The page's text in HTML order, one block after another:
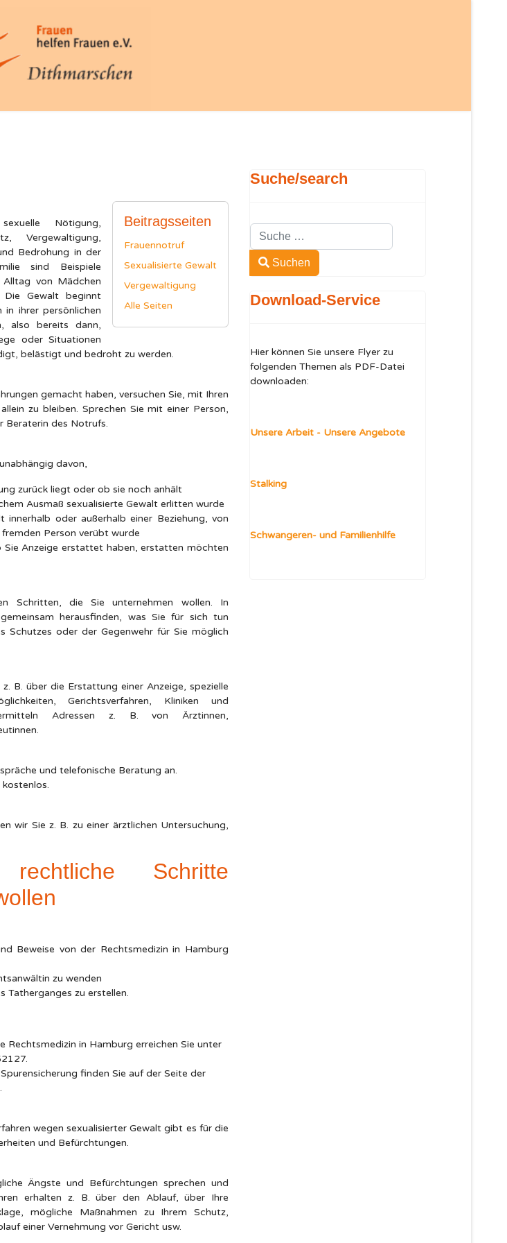
Beitragsseiten
Frauennotruf
Sexualisierte Gewalt
Vergewaltigung
Alle Seiten
Nötigung,
Vergewaltigung,
Bedrohung in der
sind Beispiele
von Mädchen
Die Gewalt beginnt
ihrer persönlichen
also bereits dann,
oder Situationen
belästigt und bedroht zu werden.
gemacht haben, versuchen Sie, mit Ihren
zu bleiben. Sprechen Sie mit einer Person,
Beraterin des Notrufs.
davon,
zurück liegt oder ob sie noch anhält
Ausmaß sexualisierte Gewalt erlitten wurde
innerhalb oder außerhalb einer Beziehung, von
Person verübt wurde
Sie Anzeige erstattet haben, erstatten möchten
Schritten, die Sie unternehmen wollen. In
herausfinden, was Sie für sich tun
Schutzes oder der Gegenwehr für Sie möglich
B. über die Erstattung einer Anzeige, spezielle
Gerichtsverfahren, Kliniken und
Adressen z. B. von Ärztinnen,
und telefonische Beratung an.
wir Sie z. B. zu einer ärztlichen Untersuchung,
Schritte
Beweise von der Rechtsmedizin in Hamburg
zu wenden
Tatherganges zu erstellen.
Rechtsmedizin in Hamburg erreichen Sie unter
finden Sie auf der Seite der
.
wegen sexualisierter Gewalt gibt es für die
und Befürchtungen.
Ängste und Befürchtungen sprechen und
erhalten z. B. über den Ablauf, über Ihre
mögliche Maßnahmen zu Ihrem Schutz,
einer Vernehmung vor Gericht usw.
Suche/search
Suchen
Type 2 or more characters for results.
Suchen
Download-Service
Hier können Sie unsere Flyer zu
folgenden Themen als PDF-Datei
downloaden:
Unsere Arbeit - Unsere Angebote
Stalking
Schwangeren- und Familienhilfe